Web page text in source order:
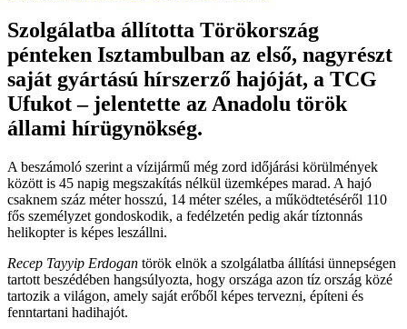
Szolgálatba állította Törökország
pénteken Isztambulban az első, nagyrészt
saját gyártású hírszerző hajóját, a TCG
Ufukot – jelentette az Anadolu török
állami hírügynökség.
A beszámoló szerint a vízijármű még zord időjárási körülmények
között is 45 napig megszakítás nélkül üzemképes marad. A hajó
csaknem száz méter hosszú, 14 méter széles, a működtetéséről 110
fős személyzet gondoskodik, a fedélzetén pedig akár tíztonnás
helikopter is képes leszállni.
Recep Tayyip Erdogan török elnök a szolgálatba állítási ünnepségen
tartott beszédében hangsúlyozta, hogy országa azon tíz ország közé
tartozik a világon, amely saját erőből képes tervezni, építeni és
fenntartani hadihajót.